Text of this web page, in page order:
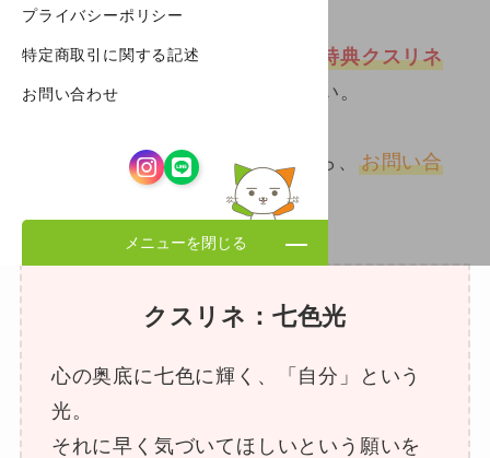
プライバシーポリシー
特定商取引に関する記述
お問い合わせ
メニューを閉じる
き、ありがとうございました。
下のダウンロードボタンより、
特典クスリネ
「七色光」
をお受け取りください。
ご不明な点などがございましたら、 お問い合
よりご連絡ください。
クスリネ：七色光
心の奥底に七色に輝く、「自分」という
光。
それに早く気づいてほしいという願いを